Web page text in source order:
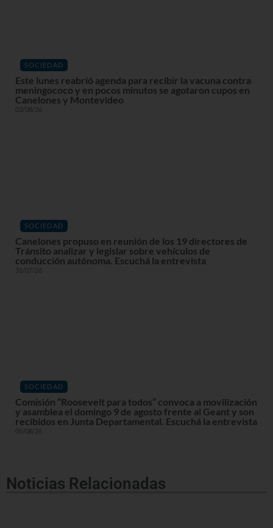
SOCIEDAD
Este lunes reabrió agenda para recibir la vacuna contra
meningococo y en pocos minutos se agotaron cupos en
Canelones y Montevideo
03/08/26
SOCIEDAD
Canelones propuso en reunión de los 19 directores de
Tránsito analizar y legislar sobre vehículos de
conducción autónoma. Escuchá la entrevista
31/07/26
SOCIEDAD
Comisión “Roosevelt para todos” convoca a movilización
y asamblea el domingo 9 de agosto frente al Geant y son
recibidos en Junta Departamental. Escuchá la entrevista
05/08/26
Noticias Relacionadas